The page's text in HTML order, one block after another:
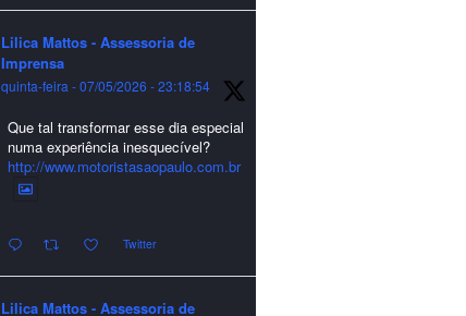
Lilica Mattos - Assessoria de
Imprensa
quinta-feira - 07/05/2026 - 23:18:54
Que tal transformar esse dia especial
numa experiência inesquecível?
http://www.motoristasaopaulo.com.br
Twitter
Lilica Mattos - Assessoria de